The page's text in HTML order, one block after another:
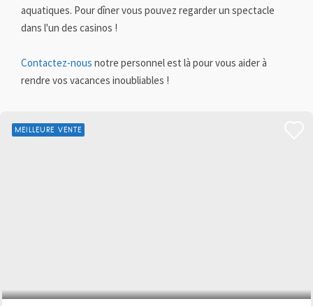
aquatiques. Pour dîner vous pouvez regarder un spectacle
dans l'un des casinos !
Contactez-nous notre personnel est là pour vous aider à
rendre vos vacances inoubliables !
MEILLEURE VENTE